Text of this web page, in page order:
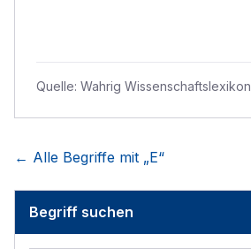
Quelle: Wahrig Wissenschaftslexikon
← Alle Begriffe mit „E“
Begriff suchen